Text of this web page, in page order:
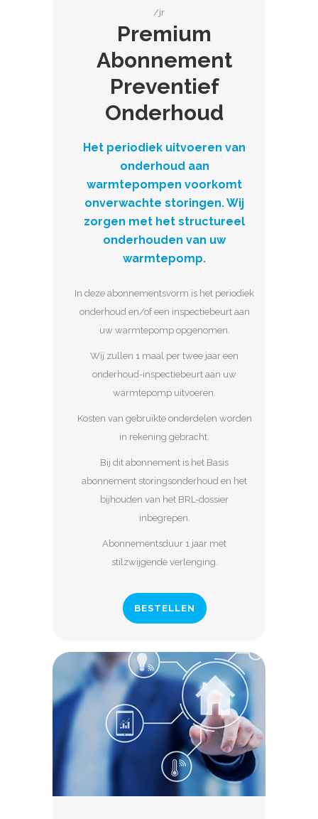
/jr
Premium
Abonnement
Preventief
Onderhoud
Het periodiek uitvoeren van
onderhoud aan
warmtepompen voorkomt
onverwachte storingen. Wij
zorgen met het structureel
onderhouden van uw
warmtepomp.
In deze abonnementsvorm is het periodiek
onderhoud en/of een inspectiebeurt aan
uw warmtepomp opgenomen.
Wij zullen 1 maal per twee jaar een
onderhoud-inspectiebeurt aan uw
warmtepomp uitvoeren.
Kosten van gebruikte onderdelen worden
in rekening gebracht.
Bij dit abonnement is het Basis
abonnement storingsonderhoud en het
bijhouden van het BRL-dossier
inbegrepen.
Abonnementsduur 1 jaar met
stilzwijgende verlenging.
BESTELLEN